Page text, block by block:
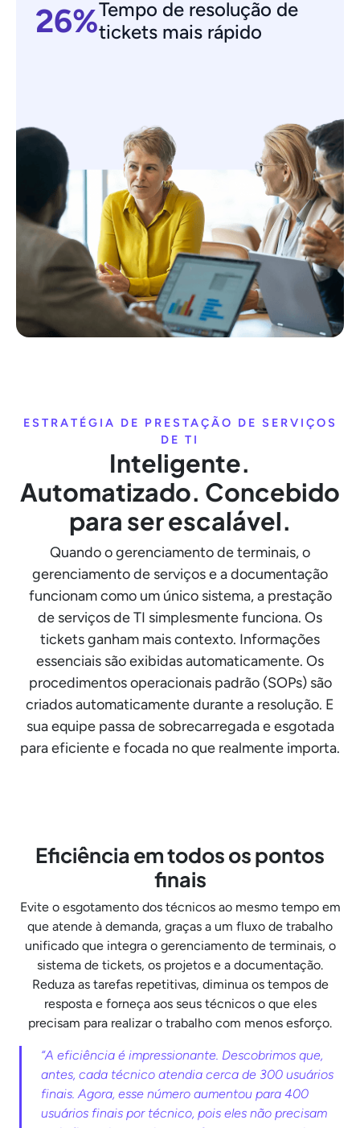
26%Tempo de resolução de
tickets mais rápido
ESTRATÉGIA DE PRESTAÇÃO DE SERVIÇOS
DE TI
Inteligente.
Automatizado. Concebido
para ser escalável.
Quando o gerenciamento de terminais, o
gerenciamento de serviços e a documentação
funcionam como um único sistema, a prestação
de serviços de TI simplesmente funciona. Os
tickets ganham mais contexto. Informações
essenciais são exibidas automaticamente. Os
procedimentos operacionais padrão (SOPs) são
criados automaticamente durante a resolução. E
sua equipe passa de sobrecarregada e esgotada
para eficiente e focada no que realmente importa.
Eficiência em todos os pontos
finais
Evite o esgotamento dos técnicos ao mesmo tempo em
que atende à demanda, graças a um fluxo de trabalho
unificado que integra o gerenciamento de terminais, o
sistema de tickets, os projetos e a documentação.
Reduza as tarefas repetitivas, diminua os tempos de
resposta e forneça aos seus técnicos o que eles
precisam para realizar o trabalho com menos esforço.
“A eficiência é impressionante. Descobrimos que,
antes, cada técnico atendia cerca de 300 usuários
finais. Agora, esse número aumentou para 400
usuários finais por técnico, pois eles não precisam